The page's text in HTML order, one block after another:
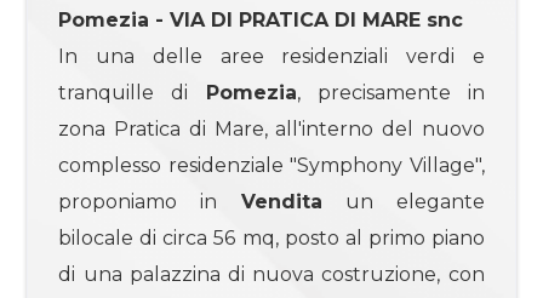
Pomezia - VIA DI PRATICA DI MARE snc
In una delle aree residenziali verdi e
tranquille di Pomezia, precisamente in
zona Pratica di Mare, all'interno del nuovo
complesso residenziale "Symphony Village",
proponiamo in Vendita un elegante
bilocale di circa 56 mq, posto al primo piano
di una palazzina di nuova costruzione, con
Qualsiasi
1
2
3